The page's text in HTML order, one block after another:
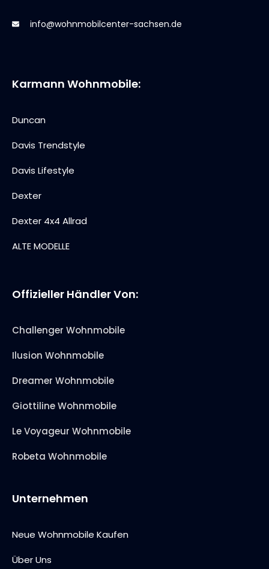
info@wohnmobilcenter-sachsen.de
Karmann Wohnmobile:
Duncan
Davis Trendstyle
Davis Lifestyle
Dexter
Dexter 4x4 Allrad
ALTE MODELLE
Offizieller Händler Von:
Challenger Wohnmobile
Ilusion Wohnmobile
Dreamer Wohnmobile
Giottiline Wohnmobile
Le Voyageur Wohnmobile
Robeta Wohnmobile
Unternehmen
Neue Wohnmobile Kaufen
Über Uns